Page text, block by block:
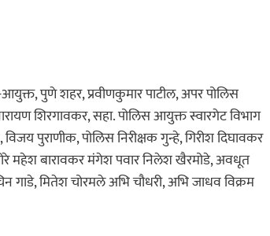
पुणे शहर, प्रवीणकुमार पाटील, अपर पोलिस
शिरगावकर, सहा. पोलिस आयुक्त स्वारगेट विभाग
विजय पुराणीक, पोलिस निरीक्षक गुन्हे, गिरीश दिघावकर
महेश बारावकर मंगेश पवार निलेश खैरमोडे, अवधूत
गाडे, मितेश चोरमले अभि चौधरी, अभि जाधव विक्रम